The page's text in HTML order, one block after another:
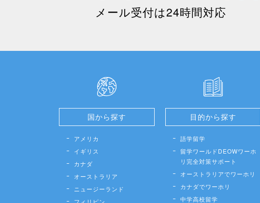
メール受付は24時間対応
国から探す
アメリカ
イギリス
カナダ
オーストラリア
ニュージーランド
フィリピン
目的から探す
語学留学
留学ワールドDEOWワーホ
リ完全対策サポート
オーストラリアでワーホリ
カナダでワーホリ
中学高校留学